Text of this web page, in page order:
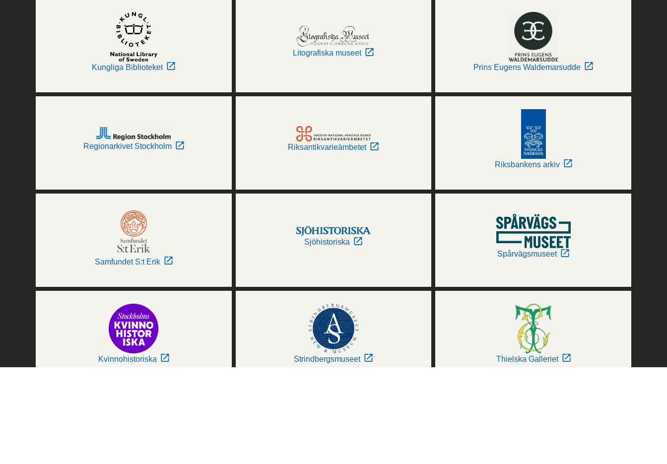
Kungliga Biblioteket
Litografiska museet
Prins Eugens Waldemarsudde
Regionarkivet Stockholm Riksantikvarieämbetet
Riksbankens arkiv
Samfundet S:t Erik
Sjöhistoriska
Spårvägsmuseet
Kvinnohistoriska Strindbergsmuseet Thielska Galleriet